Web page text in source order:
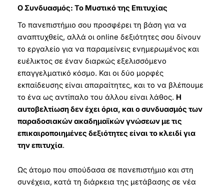
Ο Συνδυασμός: Το Μυστικό της Επιτυχίας
Το πανεπιστήμιο σου προσφέρει τη βάση για να
αναπτυχθείς, αλλά οι online δεξιότητες σου δίνουν
το εργαλείο για να παραμείνεις ενημερωμένος και
ευέλικτος σε έναν διαρκώς εξελισσόμενο
επαγγελματικό κόσμο. Και οι δύο μορφές
εκπαίδευσης είναι απαραίτητες, και το να βλέπουμε
το ένα ως αντίπαλο του άλλου είναι λάθος. Η
αυτοβελτίωση δεν έχει όρια, και ο συνδυασμός των
παραδοσιακών ακαδημαϊκών γνώσεων με τις
επικαιροποιημένες δεξιότητες είναι το κλειδί για
την επιτυχία.
Ως άτομο που σπούδασα σε πανεπιστήμιο και στη
συνέχεια, κατά τη διάρκεια της μετάβασης σε νέα